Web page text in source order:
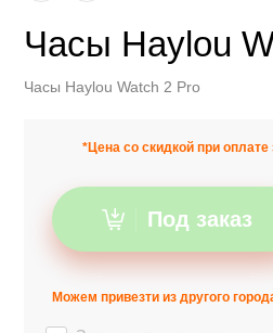
Часы Haylou
Часы Haylou Watch 2 Pro
*Цена со скидкой при
Под заказ
Можем привезти из другого